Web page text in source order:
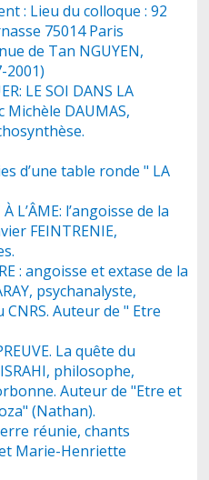
: Lieu du colloque : 92
75014 Paris
de Tan NGUYEN,
2001)
LE SOI DANS LA
Michèle DAUMAS,
d’une table ronde " LA
L’ÂME: l’angoisse de la
FEINTRENIE,
: angoisse et extase de la
psychanalyste,
Auteur de " Etre
La quête du
philosophe,
Auteur de "Etre et
(Nathan).
réunie, chants
Marie-Henriette